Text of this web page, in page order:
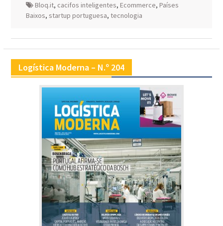
Bloq.it, cacifos inteligentes, Ecommerce, Países
Baixos, startup portuguesa, tecnologia
Logística Moderna – N.º 204